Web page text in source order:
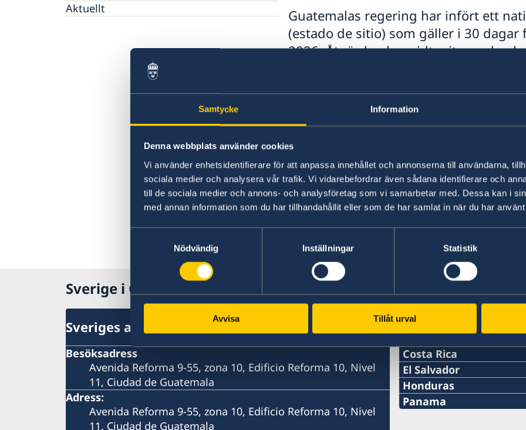
Samtycke Information
Denna webbplats använder cookies
Vi använder enhetsidentifierare för att anpassa innehållet och annonserna till användarna,
sociala medier och analysera vår trafik. Vi vidarebefordrar även sådana identifierare och
till de sociala medier och annons- och analysföretag som vi samarbetar med. Dessa kan i
med annan information som du har tillhandahållit eller som de har samlat in när du har
Nödvändig
Inställningar Statistik
Avvisa Tillåt urval
Vi är en resurs för svenska företag
Team Sweden
Svenska företag i Centralamerika
Anmäl handelshinder
Aktuellt
Guatemalas regering har infört ett
(estado de sitio) som gäller i 30
2026. Åtgärden har vidtagits med
säkerhetssituation kopplad till
gängrelaterade kriminella aktiviteter,
säkerhetsstyrkor samt oroligheter i
undantagstillståndet ger
kampen mot kriminella gäng, men
för landets medborgare eller övriga
Svenska resenärer uppmanas att
uppdaterade om utvecklingen och
anvisningar.
Sverige i Guatemala
Sveriges ambassad
Besöksadress
Avenida Reforma 9-55, zona 10, Edificio Reforma 10, Nivel
11, Ciudad de Guatemala
Adress:
Avenida Reforma 9-55, zona 10, Edificio Reforma 10, Nivel
11, Ciudad de Guatemala
Svenska konsulat
Costa Rica
Telefon:
+506 2213 0620
El Salvador
Telefon:
+503 2555 1000
Honduras
Telefon:
Panama